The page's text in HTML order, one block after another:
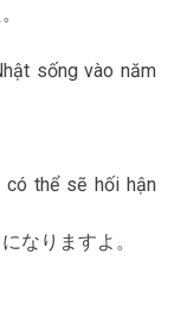
sống vào năm
thể sẽ hối hận
なりますよ。